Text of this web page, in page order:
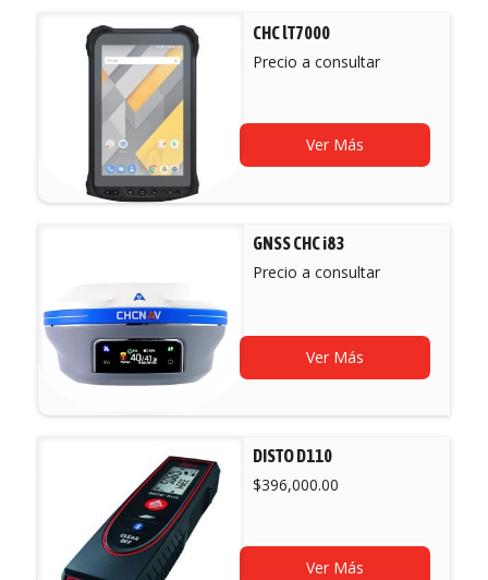
CHC lT7000
Precio a consultar
Ver Más
GNSS CHC i83
Precio a consultar
Ver Más
DISTO D110
$396,000.00
Ver Más